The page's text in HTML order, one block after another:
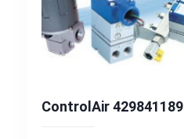
ControlAir 429841189